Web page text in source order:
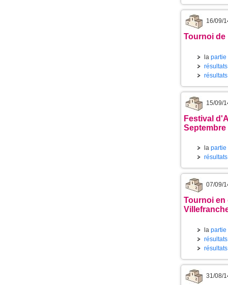
16/09/
Tournoi de
la partie
15/09/
Festival
Septembre
la partie
07/09/
Tournoi en
la partie
31/08/